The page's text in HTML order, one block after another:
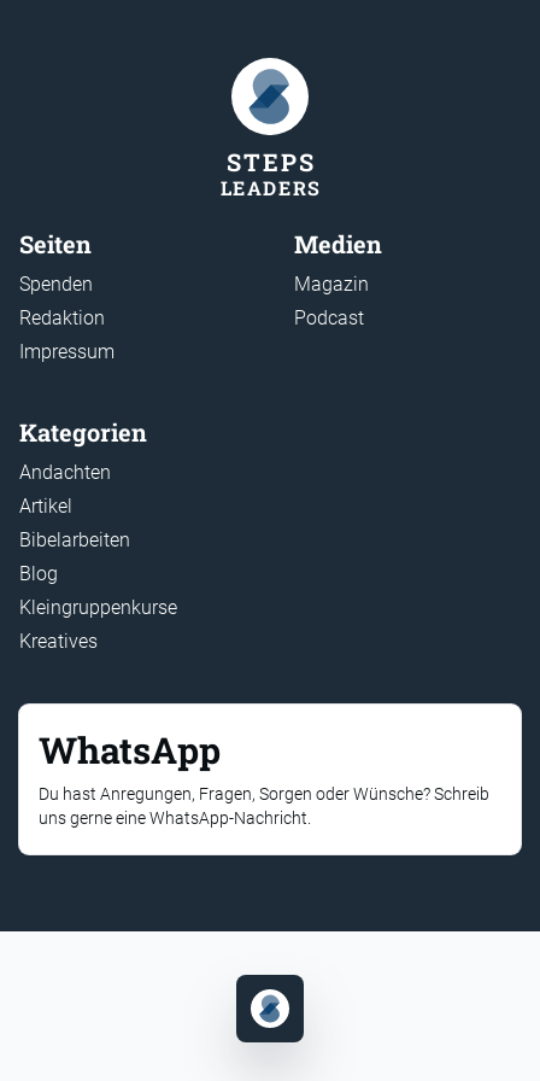
STEPS
LEADERS
Seiten
Spenden
Redaktion
Impressum
Medien
Magazin
Podcast
Kategorien
Andachten
Artikel
Bibelarbeiten
Blog
Kleingruppenkurse
Kreatives
WhatsApp
Du hast Anregungen, Fragen, Sorgen oder Wünsche? Schreib
uns gerne eine WhatsApp-Nachricht.